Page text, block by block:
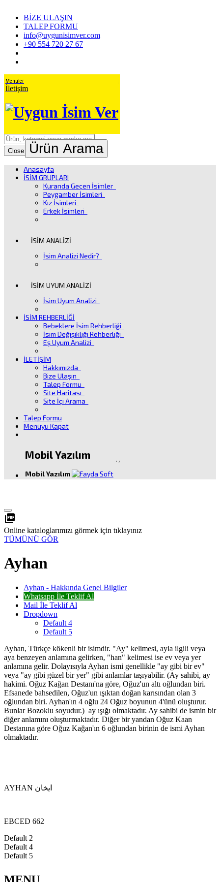
BİZE ULAŞIN
TALEP FORMU
info@uygunisimver.com
+90 554 720 27 67
Menuler
İletişim
Close Ürün Arama
Anasayfa
İSİM GRUPLARI
Kuranda Geçen İsimler
Peygamber İsimleri
Kız İsimleri
Erkek İsimleri
İSİM ANALİZİ
İsim Analizi Nedir?
İSİM UYUM ANALİZİ
İsim Uyum Analizi
İSİM REHBERLİĞİ
Bebeklere İsim Rehberliği
İsim Değişikliği Rehberliği
Eş Uyum Analizi
İLETİŞİM
Hakkımızda
Bize Ulaşın
Talep Formu
Site Haritası
Site İçi Arama
Talep Formu
Menüyü Kapat
Mobil Yazılım
Mobil Yazılım
. ,
picture_as_pdf
Online kataloglarımızı görmek için tıklayınız
TÜMÜNÜ GÖR
Ayhan
Ayhan - Hakkında Genel Bilgiler
Whatsapp İle Teklif Al
Mail İle Teklif Al
Dropdown
Default 4
Default 5
Ayhan, Türkçe kökenli bir isimdir. "Ay" kelimesi, ayla ilgili veya
aya benzeyen anlamına gelirken, "han" kelimesi ise ev veya yer
anlamına gelir. Dolayısıyla Ayhan ismi genellikle "ay gibi bir ev"
veya "ay gibi güzel bir yer" gibi anlamlar taşıyabilir. (Ay sahibi, ay
hakimi. Oğuz Kağan Destanı'na göre, Oğuz'un altı oğlundan biri.
Efsanede bahsedilen, Oğuz'un ışıktan doğan karısından olan 3
oğlundan biri. Ayhan'ın 4 oğlu 24 Oğuz boyunun 4'ünü oluşturur.
Bunlar Bozoklu soyudur.) ay ışığı olmaktadır. Ay sahibi de ismin bir
diğer anlamını oluşturmaktadır. Diğer bir yandan Oğuz Kaan
Destanına göre Oğuz Kağan'ın 6 oğlundan birinin de ismi Ayhan
olmaktadır.
AYHAN ايخان
EBCED 662
Default 2
Default 4
Default 5
MENU